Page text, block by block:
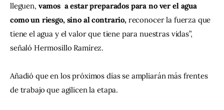
lleguen, vamos  a estar preparados para no ver el agua
como un riesgo, sino al contrario, reconocer la fuerza que
tiene el agua y el valor que tiene para nuestras vidas”,
señaló Hermosillo Ramírez.
Añadió que en los próximos días se ampliarán más frentes
de trabajo que agilicen la etapa.